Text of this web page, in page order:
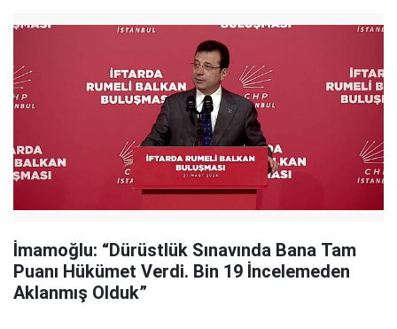
İmamoğlu: “Dürüstlük Sınavında Bana Tam
Puanı Hükümet Verdi. Bin 19 İncelemeden
Aklanmış Olduk”